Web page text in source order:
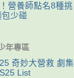
營養師點名8種挑
少碰
年專區
奇妙大營救 劇集
List